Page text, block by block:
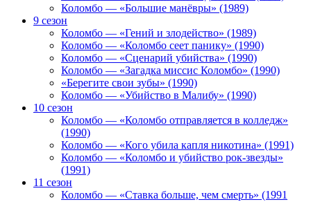
Коломбо — «Большие манёвры» (1989)
9 сезон
Коломбо — «Гений и злодейство» (1989)
Коломбо — «Коломбо сеет панику» (1990)
Коломбо — «Сценарий убийства» (1990)
Коломбо — «Загадка миссис Коломбо» (1990)
«Берегите свои зубы» (1990)
Коломбо — «Убийство в Малибу» (1990)
10 сезон
Коломбо — «Коломбо отправляется в колледж»
(1990)
Коломбо — «Кого убила капля никотина» (1991)
Коломбо — «Коломбо и убийство рок-звезды»
(1991)
11 сезон
Коломбо — «Ставка больше, чем смерть» (1991